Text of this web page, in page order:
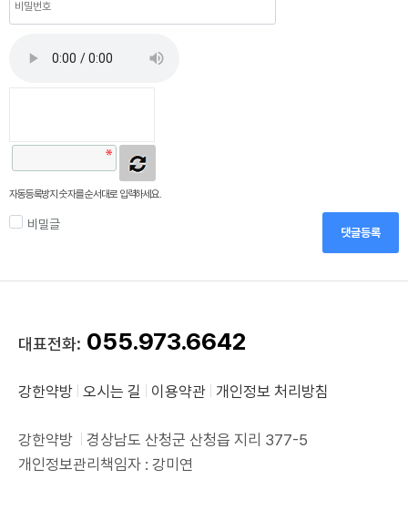
자동등록방지 숫자를 순서대로 입력하세요.
비밀글
댓글등록
대표전화: 055.973.6642
강한약방 오시는 길 이용약관 개인정보 처리방침
강한약방
경상남도 산청군 산청읍 지리 377-5
개인정보관리책임자 : 강미연